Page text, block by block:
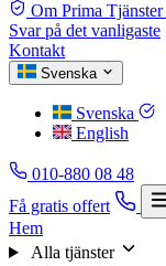
Om Prima Tjänster
Svar på det vanligaste
Kontakt
Svenska
Svenska
English
010-880 08 48
Få gratis offert
Hem
Alla tjänster